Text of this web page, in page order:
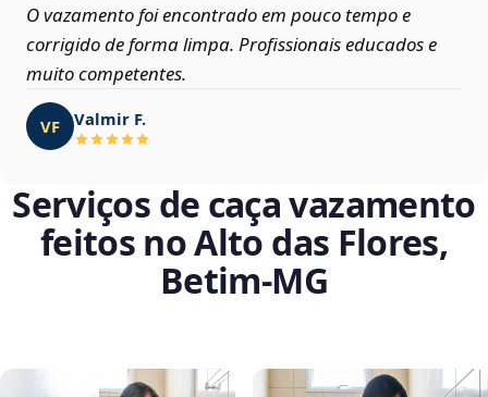
O vazamento foi encontrado em pouco tempo e
corrigido de forma limpa. Profissionais educados e
muito competentes.
VF Valmir F.
Serviços de caça vazamento
feitos no Alto das Flores,
Betim‑MG